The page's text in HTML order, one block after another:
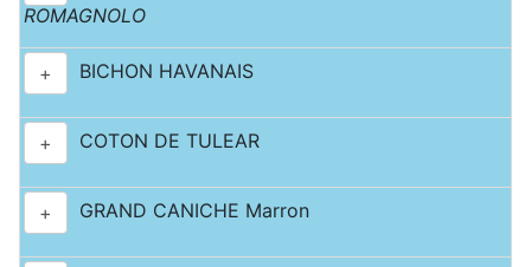
ROMAGNOLO
+ BICHON HAVANAIS
+ COTON DE TULEAR
+ GRAND CANICHE Marron